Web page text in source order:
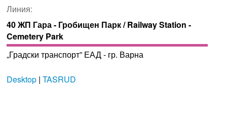
Линия:
40 ЖП Гара - Гробищен Парк / Railway Station -
Cemetery Park
„Градски транспорт” ЕАД - гр. Варна
Desktop| TASRUD